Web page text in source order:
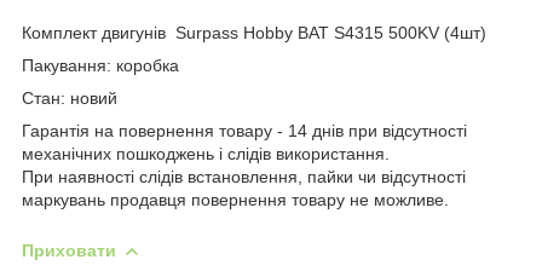
Комплект двигунів Surpass Hobby BAT S4315 500KV (4шт)
Пакування: коробка
Стан: новий
Гарантія на повернення товару - 14 днів при відсутності
механічних пошкоджень і слідів використання.
При наявності слідів встановлення, пайки чи відсутності
маркувань продавця повернення товару не можливе.
Приховати